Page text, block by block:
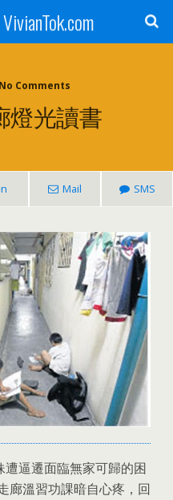
Comments
燈光讀書
Mail SMS
遭逼遷面臨無家可歸的困
廊溫習功課暗自心疼，回